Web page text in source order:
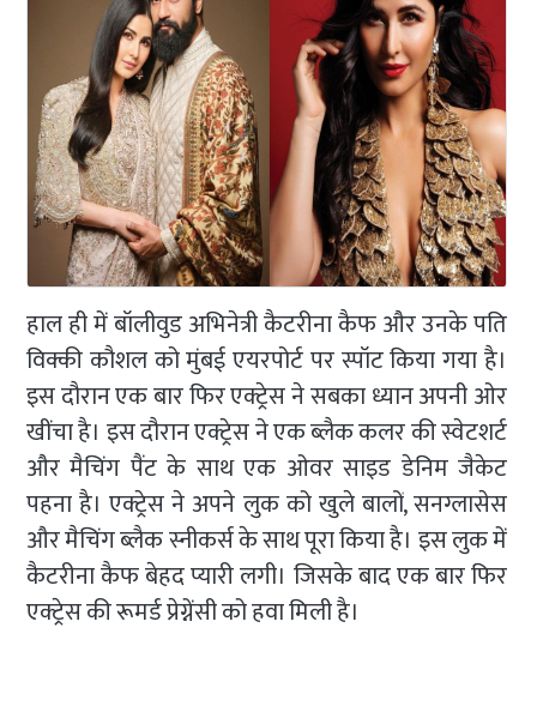
हाल ही में बॉलीवुड अभिनेत्री कैटरीना कैफ और उनके पति
विक्की कौशल को मुंबई एयरपोर्ट पर स्पॉट किया गया है।
इस दौरान एक बार फिर एक्ट्रेस ने सबका ध्यान अपनी ओर
खींचा है। इस दौरान एक्ट्रेस ने एक ब्लैक कलर की स्वेटशर्ट
और मैचिंग पैंट के साथ एक ओवर साइड डेनिम जैकेट
पहना है। एक्ट्रेस ने अपने लुक को खुले बालों, सनग्लासेस
और मैचिंग ब्लैक स्नीकर्स के साथ पूरा किया है। इस लुक में
कैटरीना कैफ बेहद प्यारी लगी। जिसके बाद एक बार फिर
एक्ट्रेस की रूमर्ड प्रेग्नेंसी को हवा मिली है।